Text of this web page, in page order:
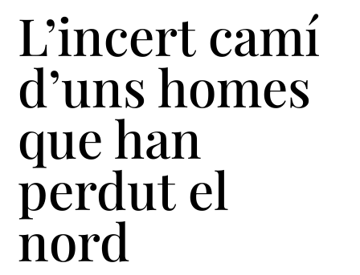
L’incert camí
d’uns homes
que han
perdut el
nord